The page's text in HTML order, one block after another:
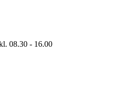
08.30 - 16.00